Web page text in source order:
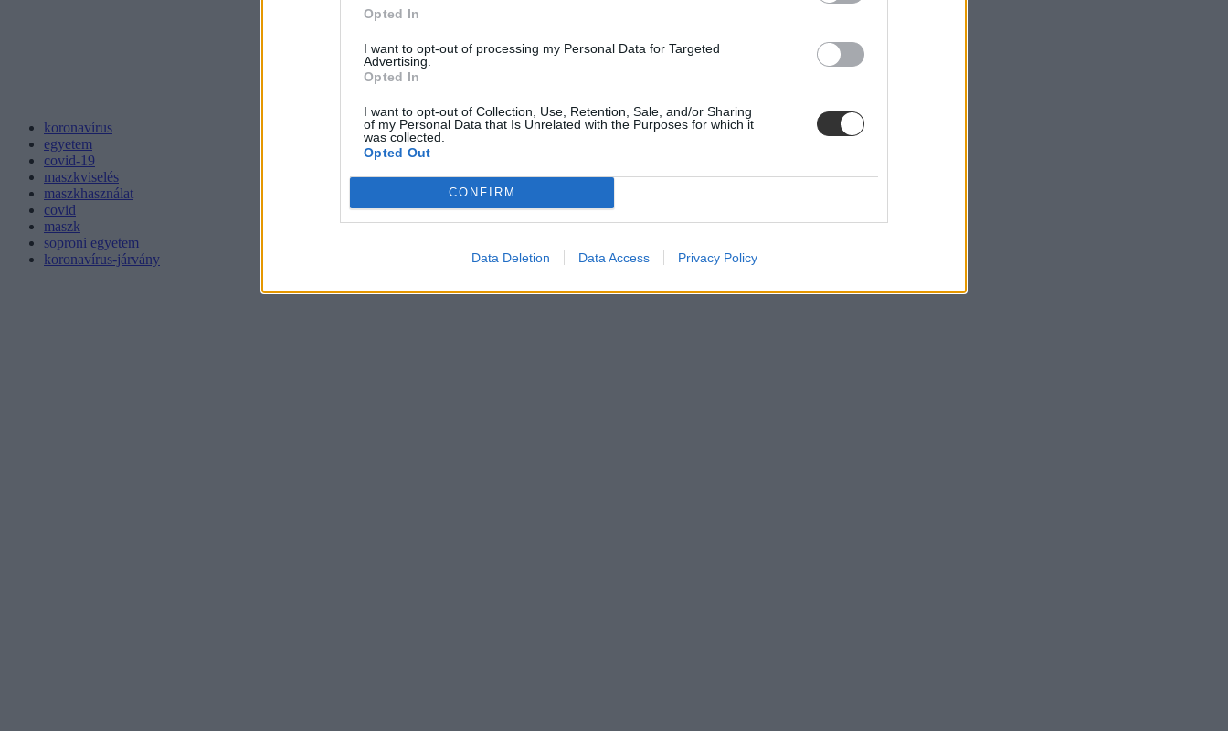
Opted In
I want to opt-out of processing my Personal Data for Targeted
Advertising.
Opted In
I want to opt-out of Collection, Use, Retention, Sale, and/or Sharing
of my Personal Data that Is Unrelated with the Purposes for which it
was collected.
Opted Out
CONFIRM
Data Deletion Data Access Privacy Policy
koronavírus
egyetem
covid-19
maszkviselés
maszkhasználat
covid
maszk
soproni egyetem
koronavírus-járvány